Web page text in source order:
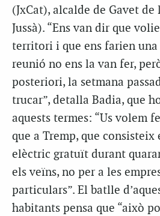
(JxCat), alcalde de Gavet
Jussà). “Ens van dir que
territori i que ens farien
reunió no ens la van fer,
posteriori, la setmana
trucar”, detalla Badia, que
aquests termes: “Us volem
que a Tremp, que consisteix
elèctric gratuït durant
els veïns, no per a les
particulars”. El batlle
habitants pensa que “això